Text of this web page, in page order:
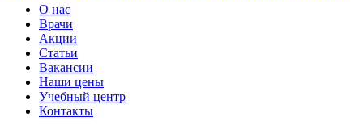
О нас
Врачи
Акции
Статьи
Вакансии
Наши цены
Учебный центр
Контакты